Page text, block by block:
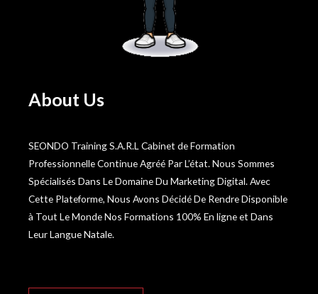
About Us
SEONDO Training S.A.R.L Cabinet de Formation
Professionnelle Continue Agréé Par L’état. Nous Sommes
Spécialisés Dans Le Domaine Du Marketing Digital. Avec
Cette Plateforme, Nous Avons Décidé De Rendre Disponible
à Tout Le Monde Nos Formations 100% En ligne et Dans
Leur Langue Natale.